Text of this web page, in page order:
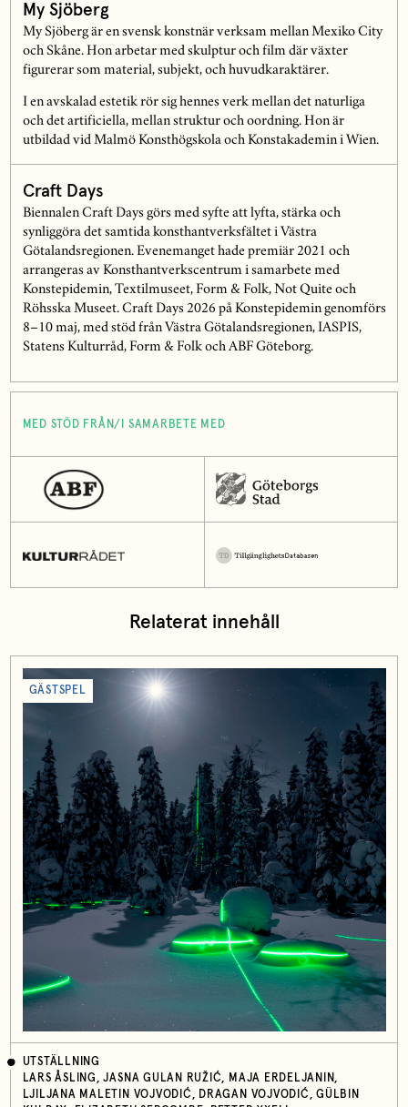
My Sjöberg
My Sjöberg är en svensk konstnär verksam mellan Mexiko City
och Skåne. Hon arbetar med skulptur och film där växter
figurerar som material, subjekt, och huvudkaraktärer.
I en avskalad estetik rör sig hennes verk mellan det naturliga
och det artificiella, mellan struktur och oordning. Hon är
utbildad vid Malmö Konsthögskola och Konstakademin i Wien.
Craft Days
Biennalen Craft Days görs med syfte att lyfta, stärka och
synliggöra det samtida konsthantverksfältet i Västra
Götalandsregionen. Evenemanget hade premiär 2021 och
arrangeras av Konsthantverkscentrum i samarbete med
Konstepidemin, Textilmuseet, Form & Folk, Not Quite och
Röhsska Museet. Craft Days 2026 på Konstepidemin genomförs
8–10 maj, med stöd från Västra Götalandsregionen, IASPIS,
Statens Kulturråd, Form & Folk och ABF Göteborg.
MED STÖD FRÅN/I SAMARBETE MED
Relaterat innehåll
GÄSTSPEL
UTSTÄLLNING
LARS ÅSLING, JASNA GULAN RUŽIĆ, MAJA ERDELJANIN,
LJILJANA MALETIN VOJVODIĆ, DRAGAN VOJVODIĆ, GÜLBIN